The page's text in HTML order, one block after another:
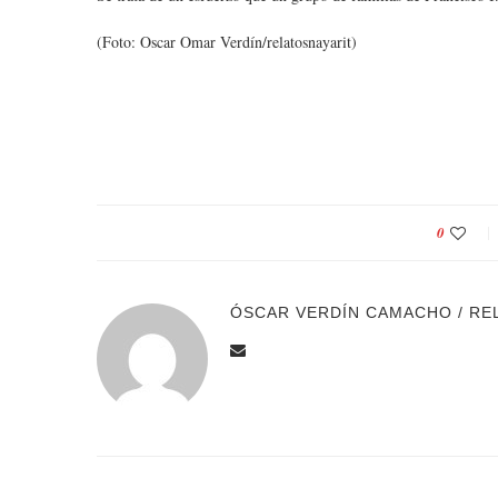
(Foto: Oscar Omar Verdín/relatosnayarit)
0
ÓSCAR VERDÍN CAMACHO /